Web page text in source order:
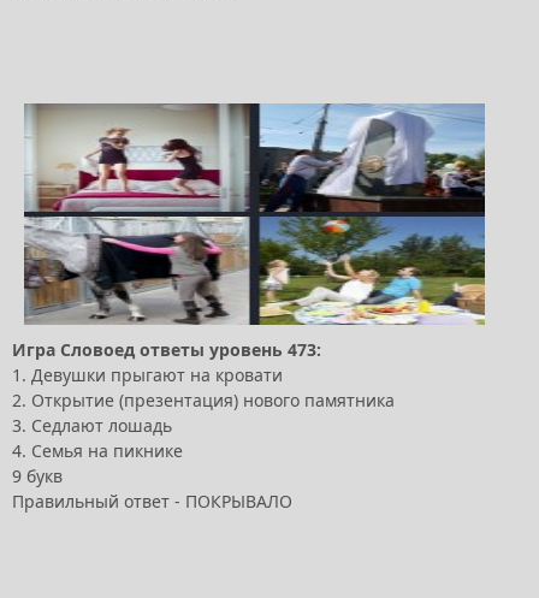
Игра Словоед ответы уровень 473:
1. Девушки прыгают на кровати
2. Открытие (презентация) нового памятника
3. Седлают лошадь
4. Семья на пикнике
9 букв
Правильный ответ - ПОКРЫВАЛО